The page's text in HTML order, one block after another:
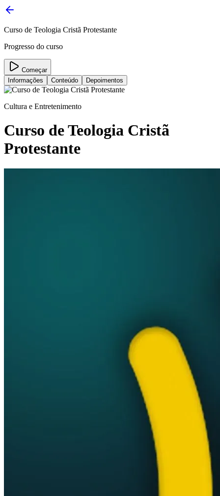
Curso de Teologia Cristã Protestante
Progresso do curso
Começar
Informações
Conteúdo Depoimentos
Cultura e Entretenimento
Curso de Teologia Cristã
Protestante